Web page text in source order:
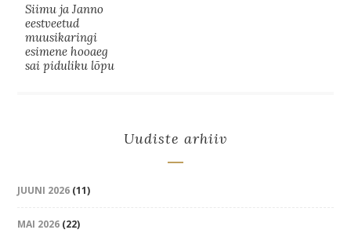
Siimu ja Janno
eestveetud
muusikaringi
esimene hooaeg
sai piduliku lõpu
Uudiste arhiiv
JUUNI 2026 (11)
MAI 2026 (22)